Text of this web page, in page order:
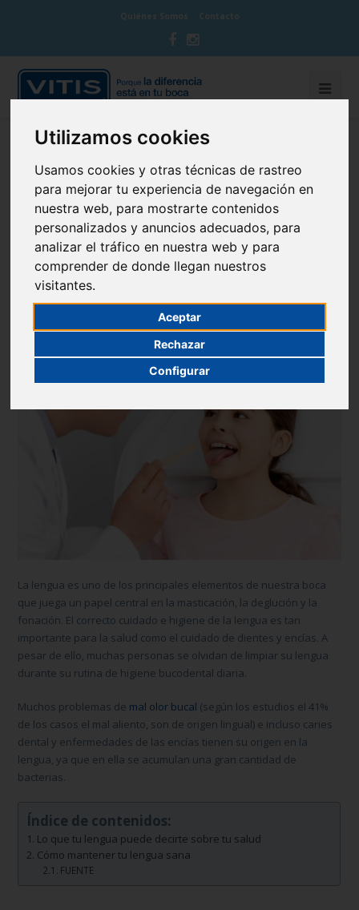
Utilizamos cookies
Usamos cookies y otras técnicas de rastreo
para mejorar tu experiencia de navegación en
nuestra web, para mostrarte contenidos
personalizados y anuncios adecuados, para
analizar el tráfico en nuestra web y para
comprender de donde llegan nuestros
visitantes.
Aceptar
Rechazar
Configurar
Quiénes Somos Contacto
¿Qué nos dice la lengua sobre el
estado de salud?
Curiosidades
La lengua es uno de los principales elementos de nuestra boca
que juega un papel central en la masticación, la deglución y la
fonación. El correcto cuidado e higiene de la lengua es tan
importante para la salud como el cuidado de dientes y encías. A
pesar de ello, muchas personas se olvidan de limpiar su lengua
durante su rutina de higiene bucodental diaria.
Muchos problemas de mal olor bucal (según los estudios el 41%
de los casos el mal aliento, son de origen lingual) e incluso caries
dental y enfermedades de las encías tienen su origen en la
lengua, ya que en ella se acumulan una gran cantidad de
bacterias.
Índice de contenidos:
Lo que tu lengua puede decirte sobre tu salud
Cómo mantener tu lengua sana
FUENTE